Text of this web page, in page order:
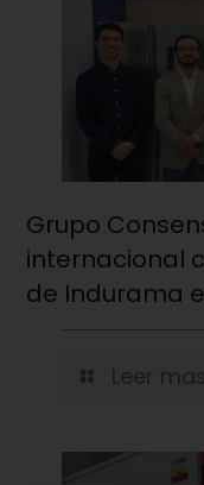
Grupo
internacional
de Indurama
Leer mas